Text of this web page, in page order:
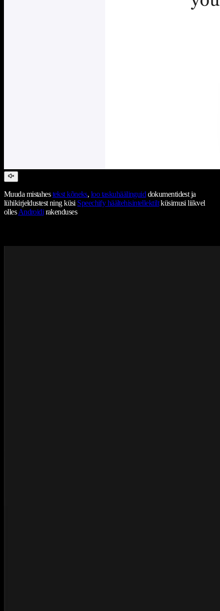
Muuda mistahestekst kõneks, loo taskuhäälinguiddokumentidest ja
lühikirjeldustest ning küsi Speechify häältehisintellektiltküsimusi liikvel
ollesAndroidirakenduses